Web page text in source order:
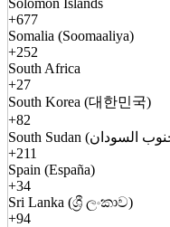
Solomon Islands
+677
Somalia (Soomaaliya)
+252
South Africa
+27
South Korea (대한민국)
+82
+211
Spain (España)
+34
Sri Lanka (ශ්‍රී ලංකාව)
+94